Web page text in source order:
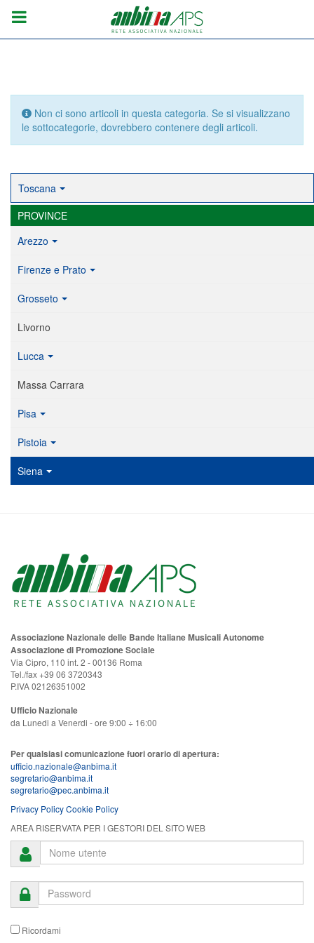
Info
Non ci sono articoli in questa categoria. Se si visualizzano
le sottocategorie, dovrebbero contenere degli articoli.
Toscana
PROVINCE
Arezzo
Firenze e Prato
Grosseto
Livorno
Lucca
Massa Carrara
Pisa
Pistoia
Siena
Associazione Nazionale delle Bande Italiane Musicali Autonome
Associazione di Promozione Sociale
Via Cipro, 110 int. 2 - 00136 Roma
Tel./fax +39 06 3720343
P.IVA 02126351002
Ufficio Nazionale
da Lunedi a Venerdi - ore 9:00 ÷ 16:00
Per qualsiasi comunicazione fuori orario di apertura:
ufficio.nazionale@anbima.it
segretario@anbima.it
segretario@pec.anbima.it
Privacy PolicyCookie Policy
AREA RISERVATA PER I GESTORI DEL SITO WEB
Ricordami